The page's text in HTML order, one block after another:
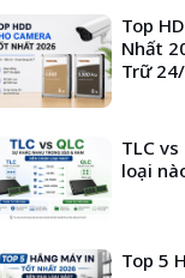
Top
Nhất
Trữ
TLC
loại
Top 5